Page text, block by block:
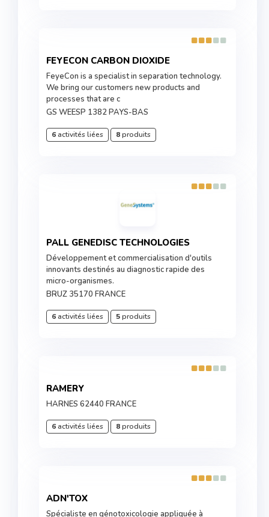
FEYECON CARBON DIOXIDE
FeyeCon is a specialist in separation technology.
We bring our customers new products and
processes that are c
GS WEESP 1382 PAYS-BAS
6activités liées 8produits
PALL GENEDISC TECHNOLOGIES
Développement et commercialisation d'outils
innovants destinés au diagnostic rapide des
micro-organismes.
BRUZ 35170 FRANCE
6activités liées 5produits
RAMERY
HARNES 62440 FRANCE
6activités liées 8produits
ADN'TOX
Spécialiste en génotoxicologie appliquée à